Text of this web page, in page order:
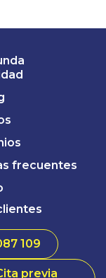
frecuentes
109
previa